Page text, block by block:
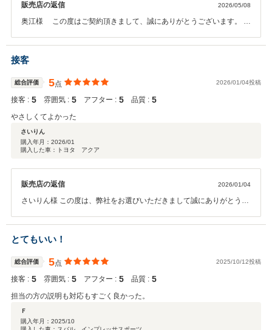
販売店の返信 2026/05/08
奥江様 この度はご契約頂きまして、誠にありがとうございます。 ま
お客様に喜んで頂けることが、何よりも私共の励みになります。 御納
車まで、しっかりと準備させて頂きます。 今後とも、どうぞ宜しくお
接客
総合評価 5点 2026/01/04投稿
接客 : 5 雰囲気 : 5 アフター : 5 品質 : 5
やさしくてよかった
さいりん
購入年月： 2026/01
購入した車：トヨタ アクア
販売店の返信 2026/01/04
さいりん様 この度は、弊社をお選びいただきまして誠にありがとうご
後もお客様満足を第一にスタッフ一同尽力してまいりますので、末永
いお付き合いをお願いたします。 この度は誠にありがとうございまし
た。
とてもいい！
総合評価 5点 2025/10/12投稿
接客 : 5 雰囲気 : 5 アフター : 5 品質 : 5
担当の方の説明も対応もすごく良かった。
Ｆ
購入年月： 2025/10